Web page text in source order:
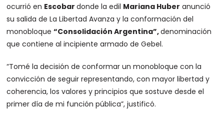
ocurrió en Escobardonde la edil Mariana Huber anunció
su salida de La Libertad Avanza y la conformación del
monobloque“Consolidación Argentina”,denominación
que contiene al incipiente armado de Gebel.
“Tomé la decisión de conformar un monobloque con la
convicción de seguir representando, con mayor libertad y
coherencia, los valores y principios que sostuve desde el
primer día de mi función pública”, justificó.